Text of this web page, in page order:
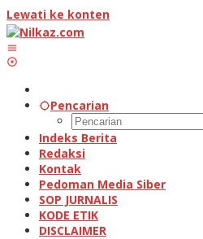
Lewati ke konten
Pencarian
Indeks Berita
Redaksi
Kontak
Pedoman Media Siber
SOP JURNALIS
KODE ETIK
DISCLAIMER